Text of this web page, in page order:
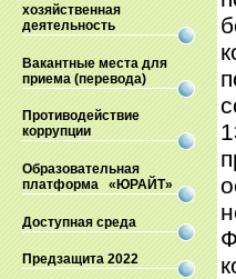
хозяйственная
деятельность
Вакантные места для
приема (перевода)
Противодействие
коррупции
Образовательная
платформа «ЮРАЙТ»
Доступная среда
Предзащита 2022